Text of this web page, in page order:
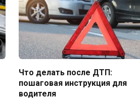
Что делать после ДТП:
пошаговая инструкция для
водителя